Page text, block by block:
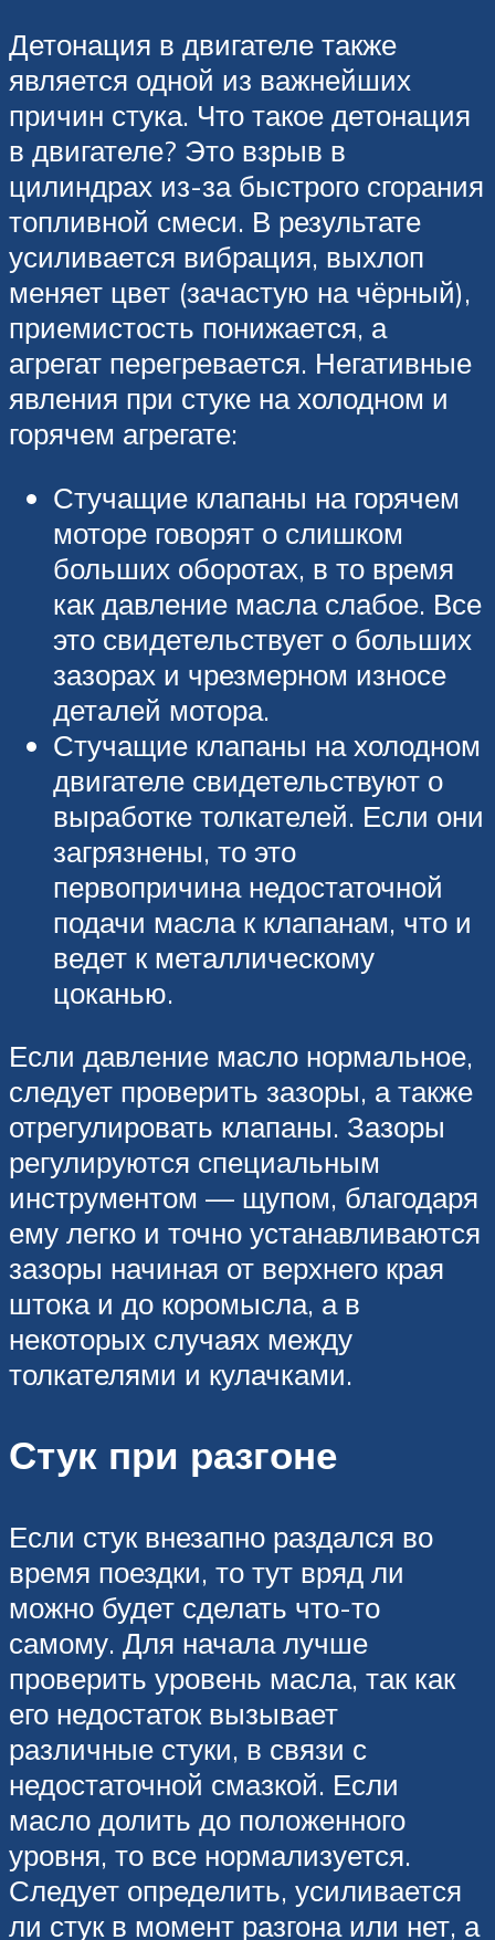
Детонация в двигателе также
является одной из важнейших
причин стука. Что такое детонация
в двигателе? Это взрыв в
цилиндрах из-за быстрого сгорания
топливной смеси. В результате
усиливается вибрация, выхлоп
меняет цвет (зачастую на чёрный),
приемистость понижается, а
агрегат перегревается. Негативные
явления при стуке на холодном и
горячем агрегате:
Стучащие клапаны на горячем
моторе говорят о слишком
больших оборотах, в то время
как давление масла слабое. Все
это свидетельствует о больших
зазорах и чрезмерном износе
деталей мотора.
Стучащие клапаны на холодном
двигателе свидетельствуют о
выработке толкателей. Если они
загрязнены, то это
первопричина недостаточной
подачи масла к клапанам, что и
ведет к металлическому
цоканью.
Если давление масло нормальное,
следует проверить зазоры, а также
отрегулировать клапаны. Зазоры
регулируются специальным
инструментом — щупом, благодаря
ему легко и точно устанавливаются
зазоры начиная от верхнего края
штока и до коромысла, а в
некоторых случаях между
толкателями и кулачками.
Стук при разгоне
Если стук внезапно раздался во
время поездки, то тут вряд ли
можно будет сделать что-то
самому. Для начала лучше
проверить уровень масла, так как
его недостаток вызывает
различные стуки, в связи с
недостаточной смазкой. Если
масло долить до положенного
уровня, то все нормализуется.
Следует определить, усиливается
ли стук в момент разгона или нет, а